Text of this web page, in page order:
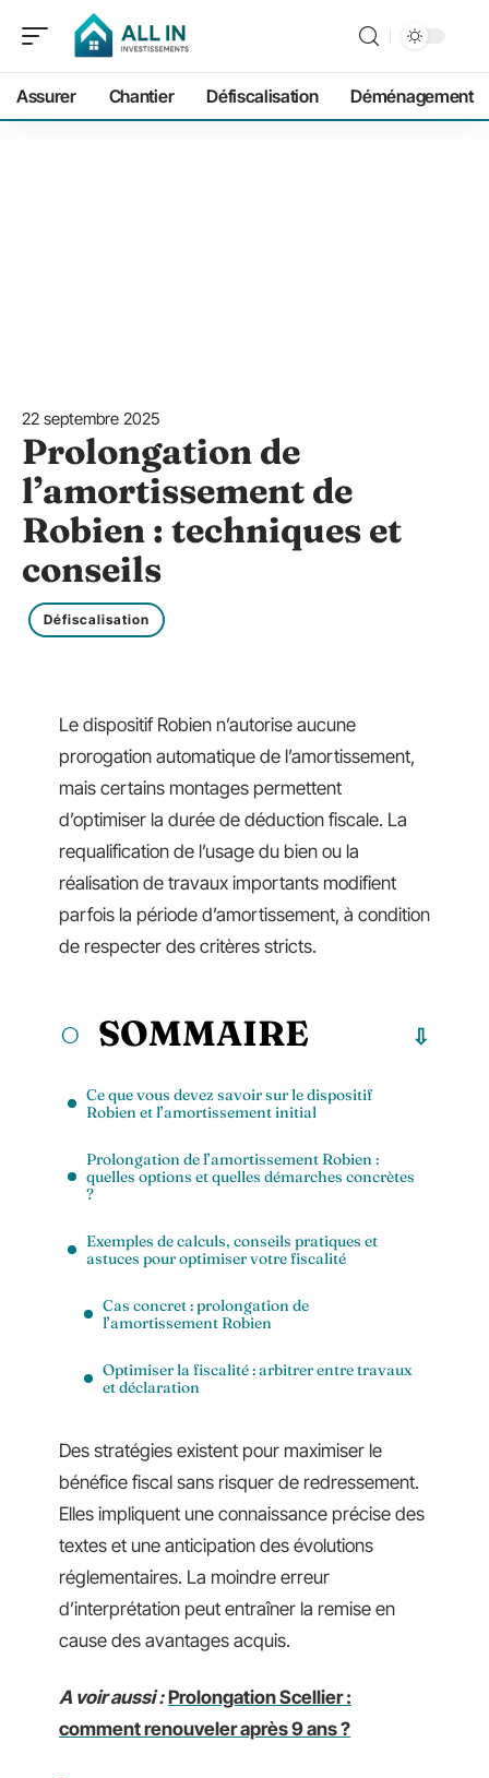
Assurer Chantier Défiscalisation Déménagement
22 septembre 2025
Prolongation de
l’amortissement de
Robien : techniques et
conseils
Défiscalisation
Le dispositif Robien n’autorise aucune
prorogation automatique de l’amortissement,
mais certains montages permettent
d’optimiser la durée de déduction fiscale. La
requalification de l’usage du bien ou la
réalisation de travaux importants modifient
parfois la période d’amortissement, à condition
de respecter des critères stricts.
SOMMAIRE
Ce que vous devez savoir sur le dispositif
Robien et l’amortissement initial
Prolongation de l’amortissement Robien :
quelles options et quelles démarches concrètes
?
Exemples de calculs, conseils pratiques et
astuces pour optimiser votre fiscalité
Cas concret : prolongation de
l’amortissement Robien
Optimiser la fiscalité : arbitrer entre travaux
et déclaration
Des stratégies existent pour maximiser le
bénéfice fiscal sans risquer de redressement.
Elles impliquent une connaissance précise des
textes et une anticipation des évolutions
réglementaires. La moindre erreur
d’interprétation peut entraîner la remise en
cause des avantages acquis.
A voir aussi : Prolongation Scellier :
comment renouveler après 9 ans ?